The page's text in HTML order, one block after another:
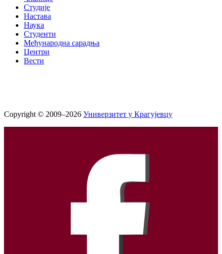
Студије
Настава
Наука
Студенти
Међународна сарадња
Центри
Вести
Copyright © 2009–2026 Универзитет у Крагујевцу